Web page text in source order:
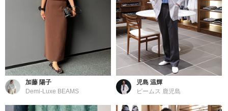
加藤 陽子
Demi-Luxe BEAMS
児島 温輝
ビームス 鹿児島